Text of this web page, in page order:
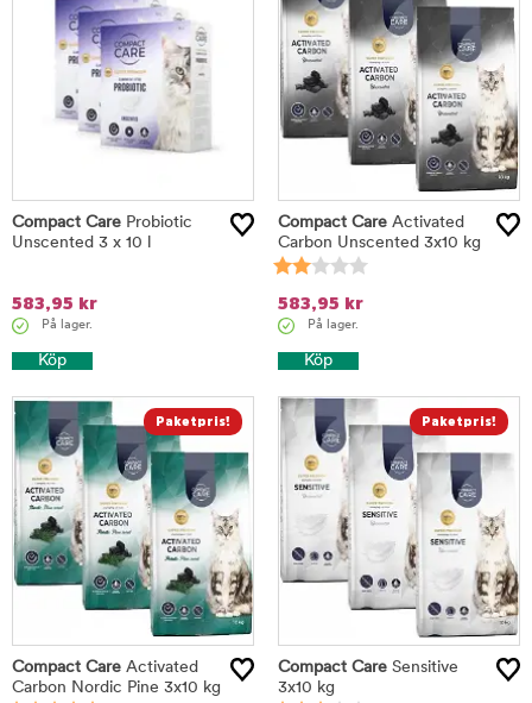
Compact Care Probiotic
Unscented 3 x 10 l
583,95 kr
På lager.
Köp
Compact Care Activated
Carbon Unscented 3x10 kg
583,95 kr
På lager.
Köp
Compact Care Activated
Carbon Nordic Pine 3x10 kg
Compact Care Sensitive
3x10 kg